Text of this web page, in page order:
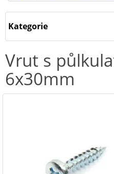
Kategorie
Vrut s
6x30mm